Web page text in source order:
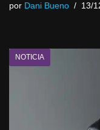
por Dani Bueno 13/
NOTICIA